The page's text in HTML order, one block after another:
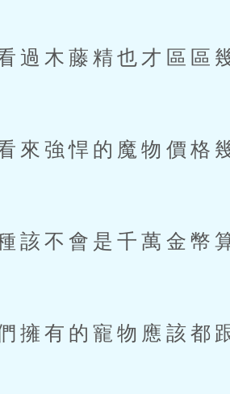
木藤精也才區區
強悍的魔物價格
不會是千萬金幣
有的寵物應該都